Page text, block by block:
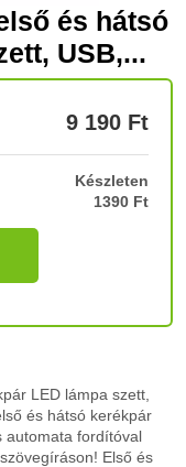
és hátsó
USB,...
9 190 Ft
Készleten
1390 Ft
LED lámpa szett,
és hátsó kerékpár
automata fordítóval
Első és